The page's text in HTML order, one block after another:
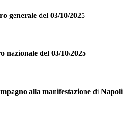
generale del 03/10/2025
nazionale del 03/10/2025
alla manifestazione di Napoli